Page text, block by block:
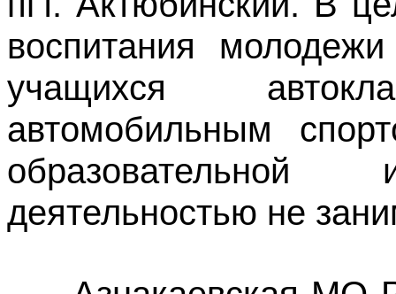
воспитания
учащихся
автомобильным
образовательной
деятельностью не